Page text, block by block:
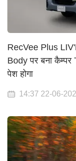
RecVee Plus
Body पर बना
पेश होगा
14:37 22-06-